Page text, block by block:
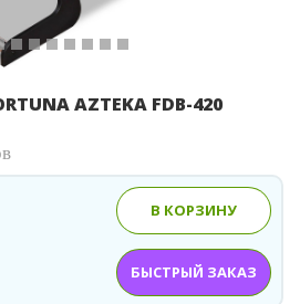
AZTEKA FDB-420
В КОРЗИНУ
БЫСТРЫЙ ЗАКАЗ